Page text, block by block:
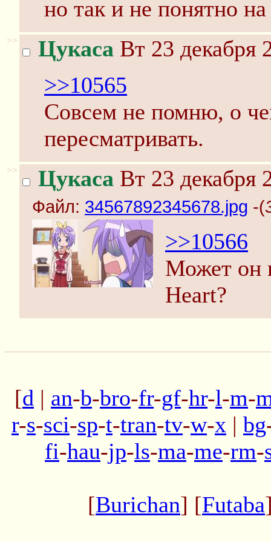
но так и не понятно
>> Цукаса Вт 23 декабря
>>10565
Совсем не помню, о
пересматривать.
>> Цукаса Вт 23 декабря
Файл: 34567892345678.jpg -(
>>10566
Может он
Heart?
[d | an-b-bro-fr-gf-hr-l-m-
r-s-sci-sp-t-tran-tv-w-x | bg
fi-hau-jp-ls-ma-me-rm-
[Burichan] [Futaba